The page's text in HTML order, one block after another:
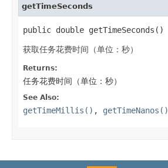
getTimeSeconds
public double getTimeSeconds()
获取任务花费时间（单位：秒）
Returns:
任务花费时间（单位：秒）
See Also:
getTimeMillis() , getTimeNanos()